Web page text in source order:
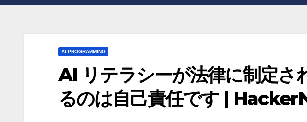
AI PROGRAMMING
AI リテラシーが法律に制定さ
るのは自己責任です |